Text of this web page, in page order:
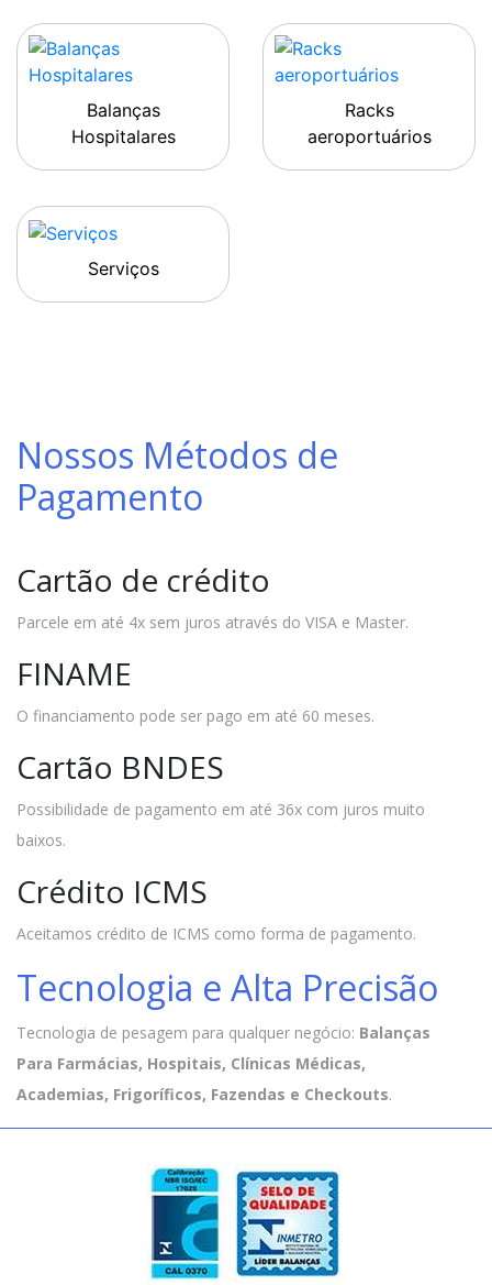
Balanças
Hospitalares
Racks
aeroportuários
Serviços
Nossos Métodos de
Pagamento
Cartão de crédito
Parcele em até 4x sem juros através do VISA e Master.
FINAME
O financiamento pode ser pago em até 60 meses.
Cartão BNDES
Possibilidade de pagamento em até 36x com juros muito
baixos.
Crédito ICMS
Aceitamos crédito de ICMS como forma de pagamento.
Tecnologia e Alta Precisão
Tecnologia de pesagem para qualquer negócio: Balanças
Para Farmácias, Hospitais, Clínicas Médicas,
Academias, Frigoríficos, Fazendas e Checkouts.